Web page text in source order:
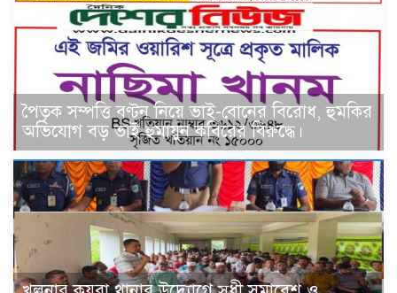
পৈতৃক সম্পত্তি বণ্টন নিয়ে ভাই-বোনের বিরোধ, হুমকির
অভিযোগ বড় ভাই হুমায়ুন কবিরের বিরুদ্ধে।